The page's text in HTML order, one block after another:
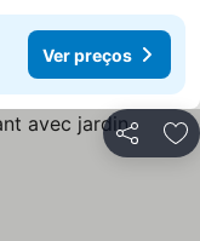
Ver preços
Partilhar